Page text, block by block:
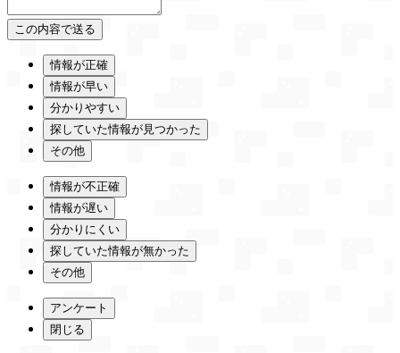
情報が正確
情報が早い
分かりやすい
探していた情報が見つかった
その他
情報が不正確
情報が遅い
分かりにくい
探していた情報が無かった
その他
アンケート
閉じる